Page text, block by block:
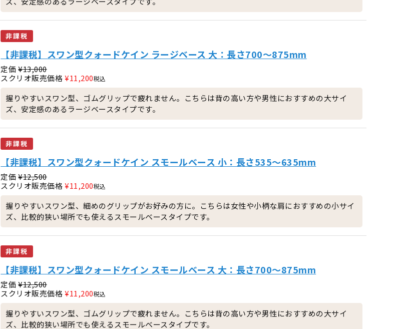
非課税
【非課税】スワン型クォードケイン ラージベース 大：長さ700～875mm
定価 ¥13,000
スクリオ販売価格 ¥11,200税込
握りやすいスワン型、ゴムグリップで疲れません。こちらは背の高い方や男性におすすめの大サイ
ズ、安定感のあるラージベースタイプです。
非課税
【非課税】スワン型クォードケイン スモールベース 小：長さ535～635mm
定価 ¥12,500
スクリオ販売価格 ¥11,200税込
握りやすいスワン型、細めのグリップがお好みの方に。こちらは女性や小柄な肩におすすめの小サイ
ズ、比較的狭い場所でも使えるスモールベースタイプです。
非課税
【非課税】スワン型クォードケイン スモールベース 大：長さ700～875mm
定価 ¥12,500
スクリオ販売価格 ¥11,200税込
握りやすいスワン型、ゴムグリップで疲れません。こちらは背の高い方や男性におすすめの大サイ
ズ、比較的狭い場所でも使えるスモールベースタイプです。